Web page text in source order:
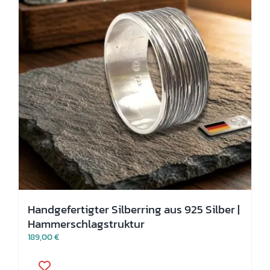
auf
Produktseite
gewählt
werden
Handgefertigter Silberring aus 925 Silber |
Hammerschlagstruktur
189,00€
Produkt